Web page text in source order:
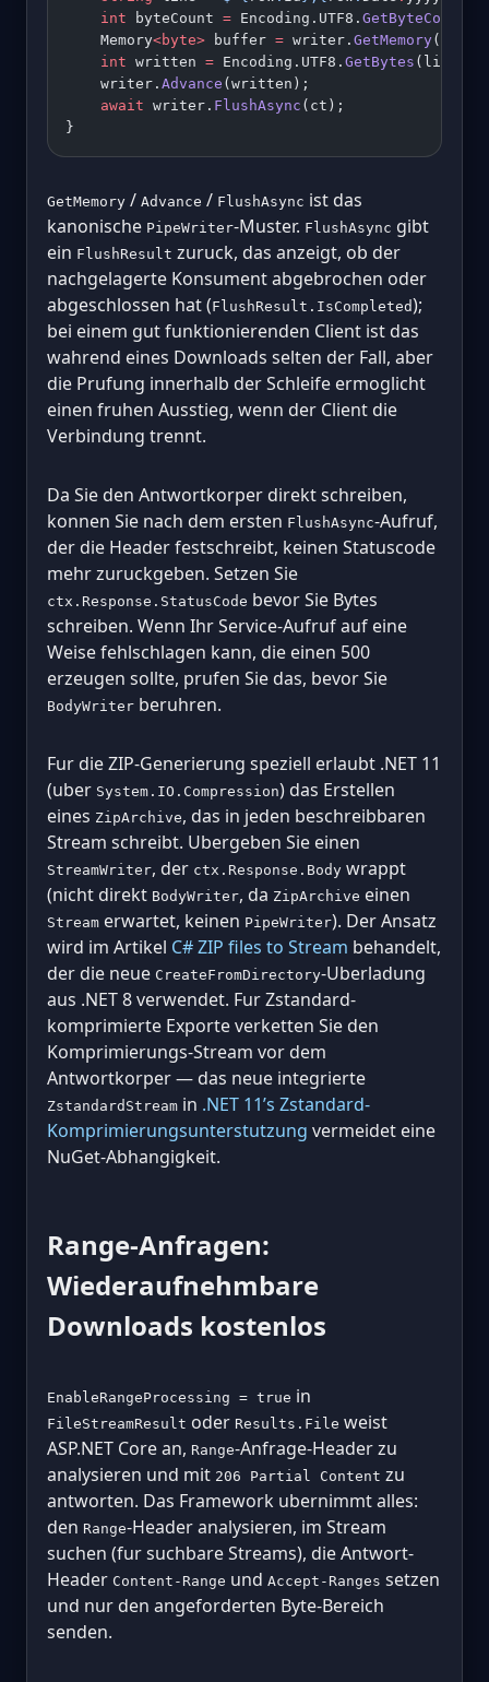
    int
byteCount = Encoding.UTF8. GetByteCount
    Memory
<byte> buffer = writer. GetMemory
    int
written = Encoding.UTF8. GetBytes (line,
    writer.
Advance (written);
    await
writer. FlushAsync (ct);
}
GetMemory / Advance / FlushAsync ist das
kanonische PipeWriter-Muster. FlushAsync gibt
ein FlushResult zuruck, das anzeigt, ob der
nachgelagerte Konsument abgebrochen oder
abgeschlossen hat (FlushResult.IsCompleted);
bei einem gut funktionierenden Client ist das
wahrend eines Downloads selten der Fall, aber
die Prufung innerhalb der Schleife ermoglicht
einen fruhen Ausstieg, wenn der Client die
Verbindung trennt.
Da Sie den Antwortkorper direkt schreiben,
konnen Sie nach dem ersten FlushAsync-Aufruf,
der die Header festschreibt, keinen Statuscode
mehr zuruckgeben. Setzen Sie
ctx.Response.StatusCode bevor Sie Bytes
schreiben. Wenn Ihr Service-Aufruf auf eine
Weise fehlschlagen kann, die einen 500
erzeugen sollte, prufen Sie das, bevor Sie
BodyWriter beruhren.
Fur die ZIP-Generierung speziell erlaubt .NET 11
(uber System.IO.Compression) das Erstellen
eines ZipArchive, das in jeden beschreibbaren
Stream schreibt. Ubergeben Sie einen
StreamWriter, der ctx.Response.Body wrappt
(nicht direkt BodyWriter, da ZipArchive einen
Stream erwartet, keinen PipeWriter). Der Ansatz
wird im Artikel C# ZIP files to Stream behandelt,
der die neue CreateFromDirectory-Uberladung
aus .NET 8 verwendet. Fur Zstandard-
komprimierte Exporte verketten Sie den
Komprimierungs-Stream vor dem
Antwortkorper — das neue integrierte
ZstandardStream in .NET 11’s Zstandard-
Komprimierungsunterstutzung vermeidet eine
NuGet-Abhangigkeit.
Range-Anfragen:
Wiederaufnehmbare
Downloads kostenlos
EnableRangeProcessing = true in
FileStreamResult oder Results.File weist
ASP.NET Core an, Range-Anfrage-Header zu
analysieren und mit 206 Partial Content zu
antworten. Das Framework ubernimmt alles:
den Range-Header analysieren, im Stream
suchen (fur suchbare Streams), die Antwort-
Header Content-Range und Accept-Ranges setzen
und nur den angeforderten Byte-Bereich
senden.